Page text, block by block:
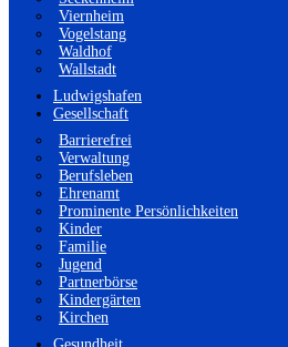
Viernheim
Vogelstang
Waldhof
Wallstadt
Ludwigshafen
Gesellschaft
Barrierefrei
Verwaltung
Berufsleben
Ehrenamt
Prominente Persönlichkeiten
Kinder
Familie
Jugend
Partnerbörse
Kindergärten
Kirchen